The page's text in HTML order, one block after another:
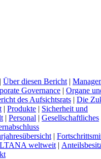
| Über diesen Bericht |
Governance | Organe
des Aufsichtsrats | Die
| Produkte | Sicherheit und
| Personal | Gesellschaftliches
|
weltweit |